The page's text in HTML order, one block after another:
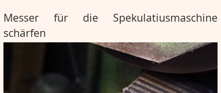
Messer für die Spekulatiusmaschine
schärfen